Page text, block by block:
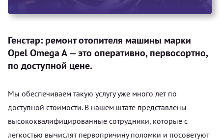
Генстар: ремонт отопителя машины марки
Opel Omega A — это оперативно, первосортно,
по доступной цене.
Мы обеспечиваем такую услугу уже много лет по
доступной стоимости. В нашем штате представлены
высококвалифицированные сотрудники, которые с
легкостью вычислят первопричину поломки и посоветуют